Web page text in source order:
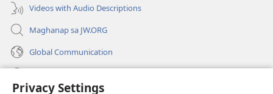
Privacy Settings
Videos with Audio Descriptions
Maghanap sa JW.ORG
Global Communication